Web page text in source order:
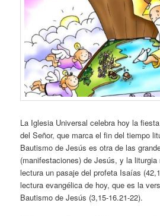
La Iglesia Universal celebra hoy la
del Señor, que marca el fin del tiempo
Bautismo de Jesús es otra de las
(manifestaciones) de Jesús, y la
lectura un pasaje del profeta Isaías
lectura evangélica de hoy, que es la
Bautismo de Jesús (3,15-16.21-22).